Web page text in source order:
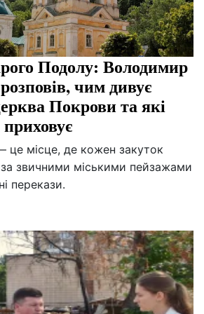
Подолу: Володимир
чим дивує
Покрови та які
це місце, де кожен закуток
за звичними міськими пейзажами
перекази.